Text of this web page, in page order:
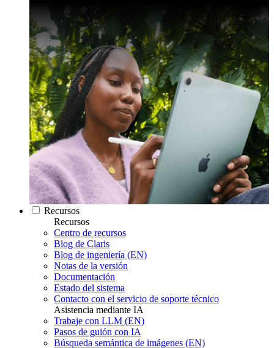
Recursos
Recursos
Centro de recursos
Blog de Claris
Blog de ingeniería (EN)
Notas de la versión
Documentación
Estado del sistema
Contacto con el servicio de soporte técnico
Asistencia mediante IA
Trabaje con LLM (EN)
Pasos de guión con IA
Búsqueda semántica de imágenes (EN)